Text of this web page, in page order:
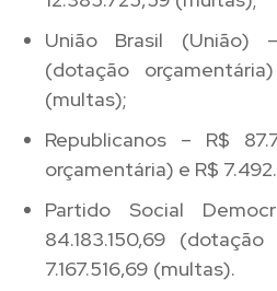
União Brasil (União)
(dotação
(multas);
Republicanos – R$
orçamentária) e R$
Partido Social
84.183.150,69
7.167.516,69 (multas).